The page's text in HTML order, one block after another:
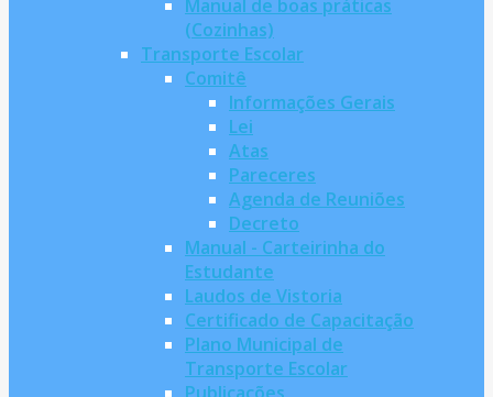
Manual de boas práticas
(Cozinhas)
Transporte Escolar
Comitê
Informações Gerais
Lei
Atas
Pareceres
Agenda de Reuniões
Decreto
Manual - Carteirinha do
Estudante
Laudos de Vistoria
Certificado de Capacitação
Plano Municipal de
Transporte Escolar